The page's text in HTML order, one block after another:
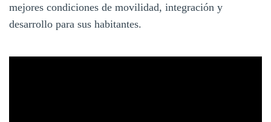
mejores condiciones de movilidad, integración y
desarrollo para sus habitantes.